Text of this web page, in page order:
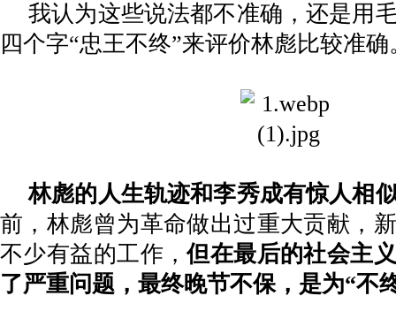
我认为这些说法都不准确，还是用
四个字“忠王不终”来评价林彪比较准确
林彪的人生轨迹和李秀成有惊人相
前，林彪曾为革命做出过重大贡献，
不少有益的工作，但在最后的社会主
了严重问题，最终晚节不保，是为“不